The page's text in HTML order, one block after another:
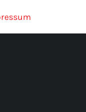
unsere Website zu
Cookies werden